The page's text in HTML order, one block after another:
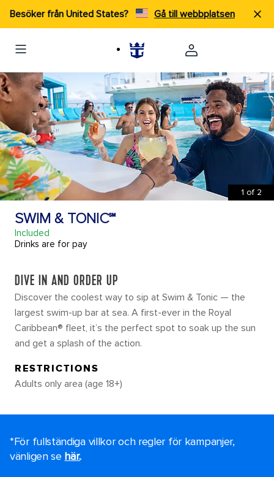
Besöker från United States? Gå till webbplatsen
1 of 2
SWIM & TONIC℠
Included
Drinks are for pay
DIVE IN AND ORDER UP
Discover the coolest way to sip at Swim & Tonic — the
largest swim-up bar at sea. A first-ever in the Royal
Caribbean® fleet, it’s the perfect spot to soak up the sun
and get a splash of the action.
RESTRICTIONS
Adults only area (age 18+)
*För fullständiga villkor och regler för kampanjer,
vänligen se här..